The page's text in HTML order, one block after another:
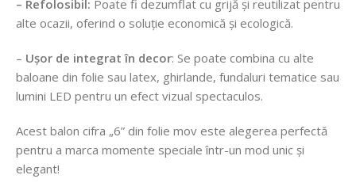
– Refolosibil: Poate fi dezumflat cu grijă și reutilizat pentru
alte ocazii, oferind o soluție economică și ecologică.
– Ușor de integrat în decor: Se poate combina cu alte
baloane din folie sau latex, ghirlande, fundaluri tematice sau
lumini LED pentru un efect vizual spectaculos.
Acest balon cifra „6” din folie mov este alegerea perfectă
pentru a marca momente speciale într-un mod unic și
elegant!